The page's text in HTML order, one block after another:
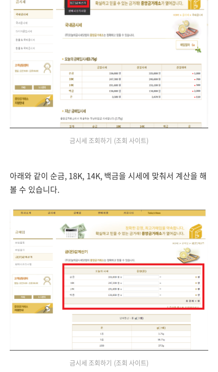
금시세 조회하기 (조회 사이트)
아래와 같이 순금, 18K, 14K, 백금을 시세에 맞춰서 계산을 해
볼 수 있습니다.
금시세 조회하기 (조회 사이트)